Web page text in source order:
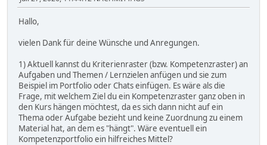
Hallo,
vielen Dank für deine Wünsche und Anregungen.
1) Aktuell kannst du Kriterienraster (bzw. Kompetenzraster) an
Aufgaben und Themen / Lernzielen anfügen und sie zum
Beispiel im Portfolio oder Chats einfügen. Es wäre als die
Frage, mit welchem Ziel du ein Kompetenzraster ganz oben in
den Kurs hängen möchtest, da es sich dann nicht auf ein
Thema oder Aufgabe bezieht und keine Zuordnung zu einem
Material hat, an dem es "hängt". Wäre eventuell ein
Kompetenzportfolio ein hilfreiches Mittel?